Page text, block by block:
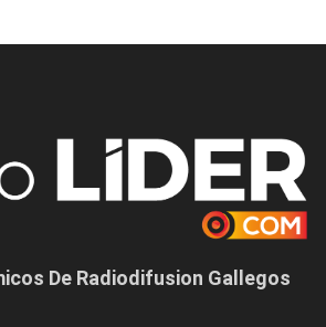
De Radiodifusion Gallegos